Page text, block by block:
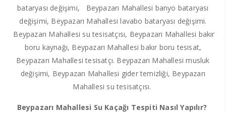
bataryası değişimi, Beypazarı Mahallesi banyo bataryası
değişimi, Beypazarı Mahallesi lavabo bataryası değişimi.
Beypazarı Mahallesi su tesisatçısı, Beypazarı Mahallesi bakır
boru kaynağı, Beypazarı Mahallesi bakır boru tesisat,
Beypazarı Mahallesi tesisatçı. Beypazarı Mahallesi musluk
değişimi, Beypazarı Mahallesi gider temizliği, Beypazarı
Mahallesi su tesisatçısı.
Beypazarı Mahallesi Su Kaçağı Tespiti Nasıl Yapılır?